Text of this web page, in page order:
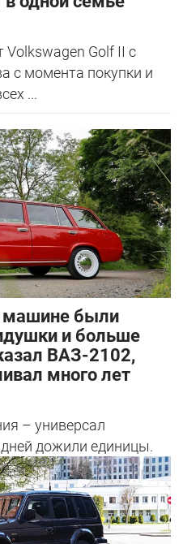
Volkswagen Golf II с
с момента покупки и
...
машине были
и больше
ВАЗ-2102,
много лет
– универсал
дожили единицы.